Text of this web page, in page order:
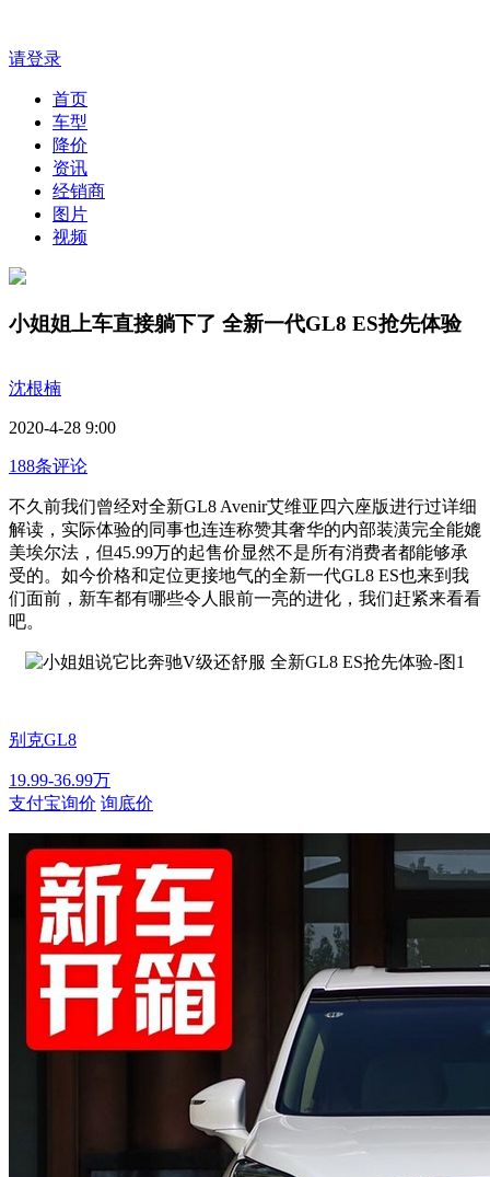
请登录
首页
车型
降价
资讯
经销商
图片
视频
小姐姐上车直接躺下了 全新一代GL8 ES抢先体验
沈根楠
2020-4-28 9:00
188条评论
不久前我们曾经对全新GL8 Avenir艾维亚四六座版进行过详细
解读，实际体验的同事也连连称赞其奢华的内部装潢完全能媲
美埃尔法，但45.99万的起售价显然不是所有消费者都能够承
受的。如今价格和定位更接地气的全新一代GL8 ES也来到我
们面前，新车都有哪些令人眼前一亮的进化，我们赶紧来看看
吧。
别克GL8
19.99-36.99万
支付宝询价 询底价